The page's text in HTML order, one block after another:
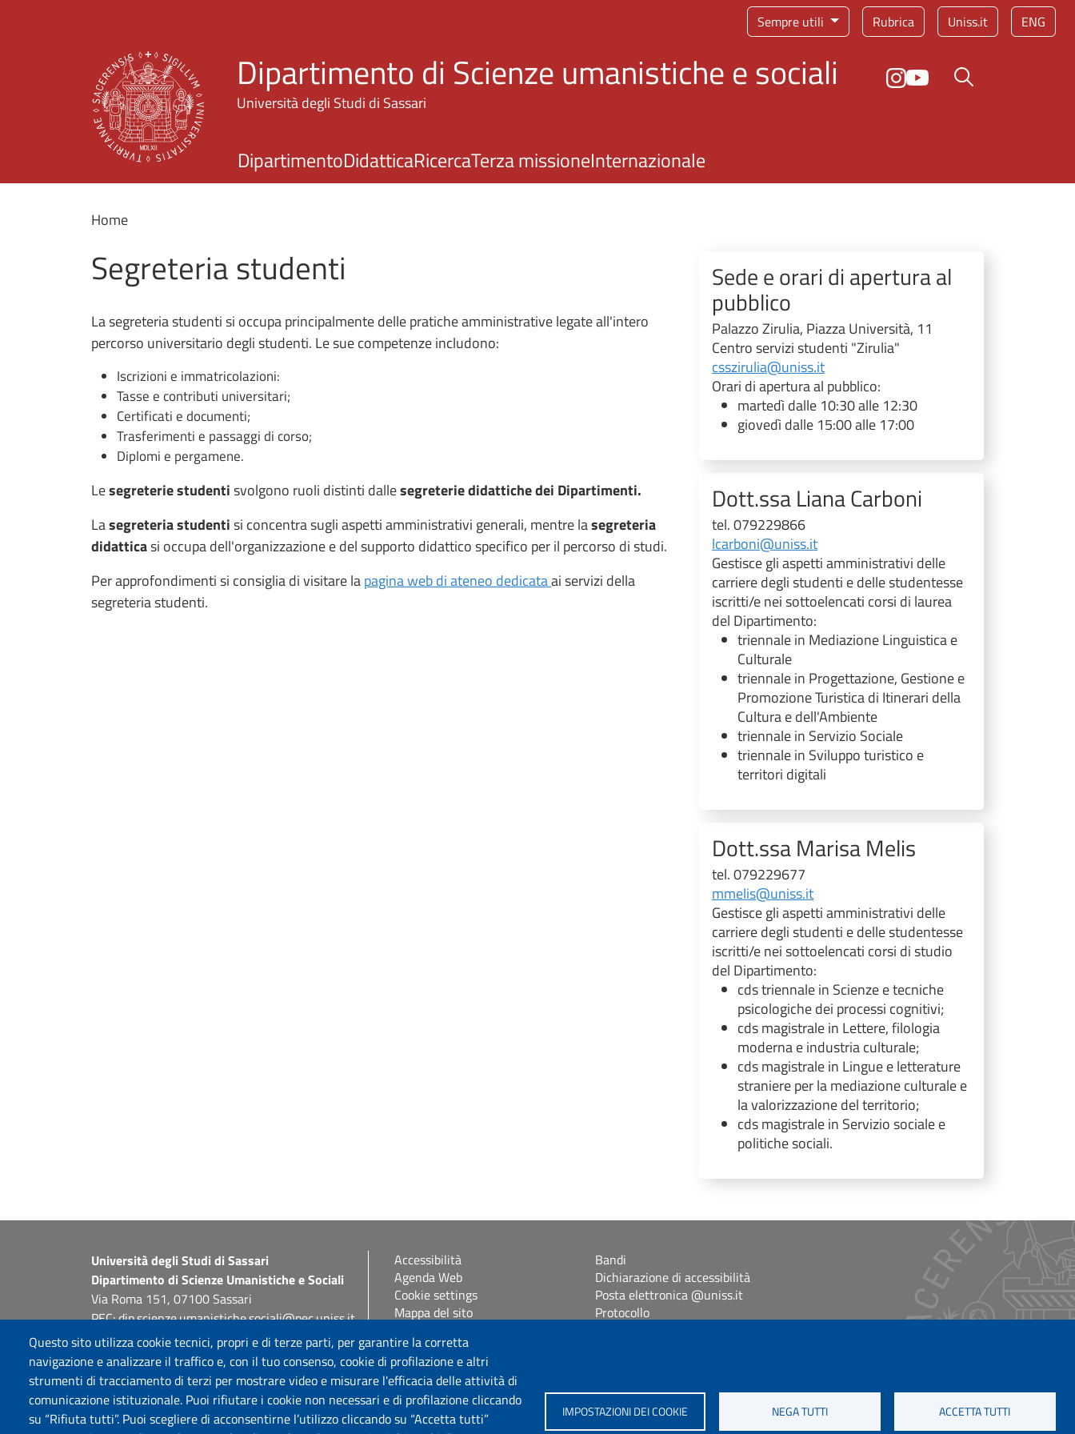
Sempre utili Rubrica Uniss.it ENG
Questo sito utilizza cookie tecnici, propri e di terze parti, per garantire la corretta
navigazione e analizzare il traffico e, con il tuo consenso, cookie di profilazione e altri
strumenti di tracciamento di terzi per mostrare video e misurare l'efficacia delle attività di
comunicazione istituzionale. Puoi rifiutare i cookie non necessari e di profilazione cliccando
su “Rifiuta tutti”. Puoi scegliere di acconsentirne l’utilizzo cliccando su “Accetta tutti”
IMPOSTAZIONI DEI COOKIE NEGA TUTTI ACCETTA TUTTI
Dipartimento di Scienze umanistiche e sociali
Università degli Studi di Sassari
Bottone cerca
DipartimentoDidatticaRicercaTerza missioneInternazionale
Home
Segreteria studenti
La segreteria studenti si occupa principalmente delle pratiche amministrative legate all'intero
percorso universitario degli studenti. Le sue competenze includono:
Iscrizioni e immatricolazioni:
Tasse e contributi universitari;
Certificati e documenti;
Trasferimenti e passaggi di corso;
Diplomi e pergamene.
Lesegreterie studentisvolgono ruoli distinti dallesegreterie didattiche dei Dipartimenti.
Lasegreteria studentisi concentra sugli aspetti amministrativi generali, mentre lasegreteria
didatticasi occupa dell'organizzazione e del supporto didattico specifico per il percorso di studi.
Per approfondimenti si consiglia di visitare lapagina web di ateneo dedicataai servizi della
segreteria studenti.
Sede e orari di apertura al
pubblico
Palazzo Zirulia, Piazza Università, 11
Centro servizi studenti "Zirulia"
csszirulia@uniss.it
Orari di apertura al pubblico:
martedì dalle 10:30 alle 12:30
giovedì dalle 15:00 alle 17:00
Dott.ssa Liana Carboni
tel. 079229866
lcarboni@uniss.it
Gestisce gli aspetti amministrativi delle
carriere degli studenti e delle studentesse
iscritti/e nei sottoelencati corsi di laurea
del Dipartimento:
triennale in Mediazione Linguistica e
Culturale
triennale in Progettazione, Gestione e
Promozione Turistica di Itinerari della
Cultura e dell'Ambiente
triennale in Servizio Sociale
triennale in Sviluppo turistico e
territori digitali
Dott.ssa Marisa Melis
tel. 079229677
mmelis@uniss.it
Gestisce gli aspetti amministrativi delle
carriere degli studenti e delle studentesse
iscritti/e nei sottoelencati corsi di studio
del Dipartimento:
cds triennale in Scienze e tecniche
psicologiche dei processi cognitivi;
cds magistrale in Lettere, filologia
moderna e industria culturale;
cds magistrale in Lingue e letterature
straniere per la mediazione culturale e
la valorizzazione del territorio;
cds magistrale in Servizio sociale e
politiche sociali.
Università degli Studi di Sassari
Dipartimento di Scienze Umanistiche e Sociali
Via Roma 151, 07100 Sassari
PEC: dip.scienze.umanistiche.sociali@pec.uniss.it
www.uniss.it
P.I. 00196350904
Accessibilità
Agenda Web
Cookie settings
Mappa del sito
eUniss
Bandi
Dichiarazione di accessibilità
Posta elettronica @uniss.it
Protocollo
Seguici su